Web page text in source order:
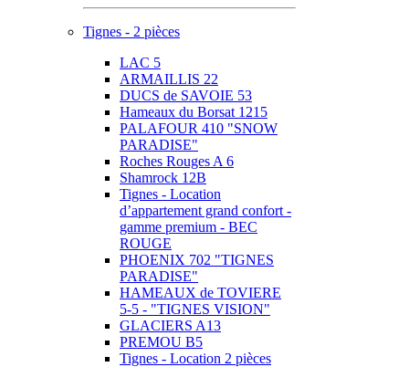
Tignes - 2 pièces
LAC 5
ARMAILLIS 22
DUCS de SAVOIE 53
Hameaux du Borsat 1215
PALAFOUR 410 "SNOW
PARADISE"
Roches Rouges A 6
Shamrock 12B
Tignes - Location
d’appartement grand confort -
gamme premium - BEC
ROUGE
PHOENIX 702 "TIGNES
PARADISE"
HAMEAUX de TOVIERE
5-5 - "TIGNES VISION"
GLACIERS A13
PREMOU B5
Tignes - Location 2 pièces